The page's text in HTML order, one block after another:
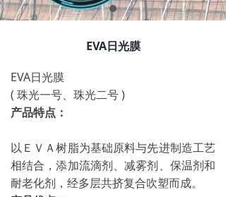
EVA日光膜
( 珠光一号、珠光二号 )
产品特点：
以ＥＶＡ树脂为基础原料与先进制造工艺
相结合，添加流滴剂、减雾剂、保温剂和
耐老化剂，经多层共挤复合吹塑而成。
EVA日光膜